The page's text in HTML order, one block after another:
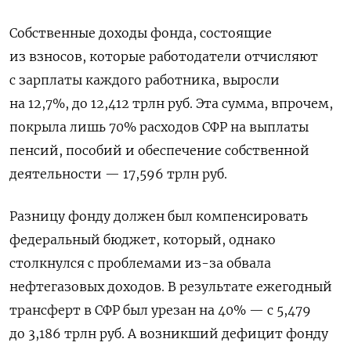
Собственные доходы фонда, состоящие
из взносов, которые работодатели отчисляют
с зарплаты каждого работника, выросли
на 12,7%, до 12,412 трлн руб. Эта сумма, впрочем,
покрыла лишь 70% расходов СФР на выплаты
пенсий, пособий и обеспечение собственной
деятельности — 17,596 трлн руб.
Разницу фонду должен был компенсировать
федеральный бюджет, который, однако
столкнулся с проблемами из-за обвала
нефтегазовых доходов. В результате ежегодный
трансферт в СФР был урезан на 40% — с 5,479
до 3,186 трлн руб. А возникший дефицит фонду